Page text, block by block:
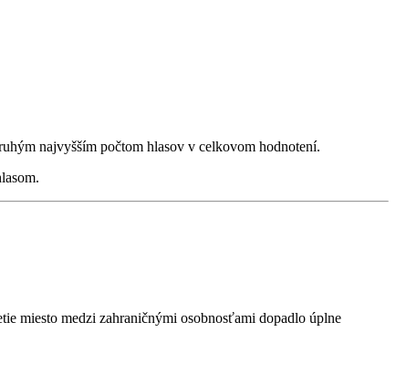
najvyšším počtom hlasov v celkovom hodnotení.
miesto medzi zahraničnými osobnosťami dopadlo úplne